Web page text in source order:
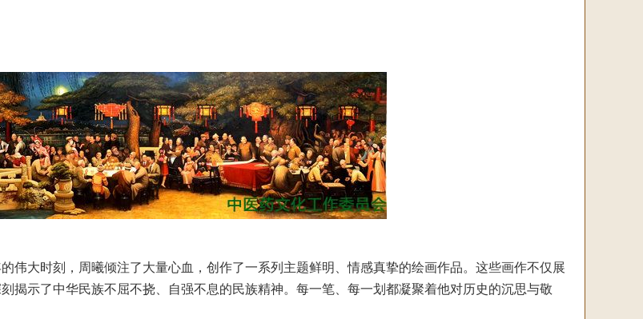
大时刻，周曦倾注了大量心血，创作了一系列主题鲜明、情感真挚的绘画作品。这些画作不仅展
揭示了中华民族不屈不挠、自强不息的民族精神。每一笔、每一划都凝聚着他对历史的沉思与敬